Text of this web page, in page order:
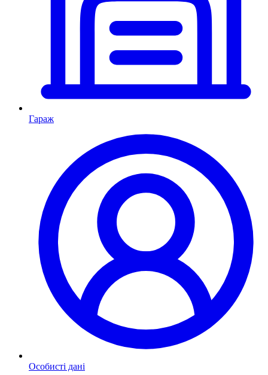
Гараж
Особисті дані